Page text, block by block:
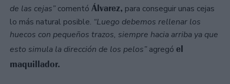
de las cejas”comentó Álvarez, para conseguir unas cejas
lo más natural posible. “Luego debemos rellenar los
huecos con pequeños trazos, siempre hacia arriba ya que
esto simula la dirección de los pelos”agregó el
maquillador.